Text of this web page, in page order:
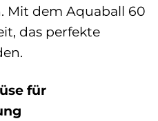
Mit dem Aquaball 60
das perfekte
für